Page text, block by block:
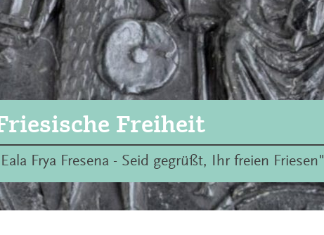
Freiheit
Frya Fresena - Seid gegrüßt, Ihr freien Friesen"